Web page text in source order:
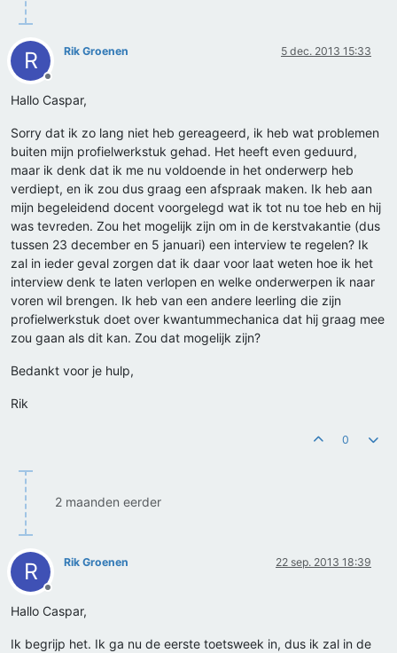
R
Offline
Rik Groenen 5 dec. 2013 15:33
Hallo Caspar,
Sorry dat ik zo lang niet heb gereageerd, ik heb wat problemen
buiten mijn profielwerkstuk gehad. Het heeft even geduurd,
maar ik denk dat ik me nu voldoende in het onderwerp heb
verdiept, en ik zou dus graag een afspraak maken. Ik heb aan
mijn begeleidend docent voorgelegd wat ik tot nu toe heb en hij
was tevreden. Zou het mogelijk zijn om in de kerstvakantie (dus
tussen 23 december en 5 januari) een interview te regelen? Ik
zal in ieder geval zorgen dat ik daar voor laat weten hoe ik het
interview denk te laten verlopen en welke onderwerpen ik naar
voren wil brengen. Ik heb van een andere leerling die zijn
profielwerkstuk doet over kwantummechanica dat hij graag mee
zou gaan als dit kan. Zou dat mogelijk zijn?
Bedankt voor je hulp,
Rik
0
2 maanden eerder
R
Offline
Rik Groenen 22 sep. 2013 18:39
Hallo Caspar,
Ik begrijp het. Ik ga nu de eerste toetsweek in, dus ik zal in de